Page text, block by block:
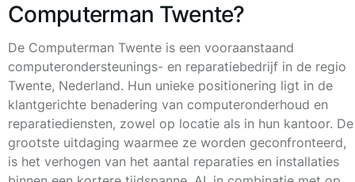
Computerman Twente?
De Computerman Twente is een vooraanstaand
computerondersteunings- en reparatiebedrijf in de regio
Twente, Nederland. Hun unieke positionering ligt in de
klantgerichte benadering van computeronderhoud en
reparatiediensten, zowel op locatie als in hun kantoor. De
grootste uitdaging waarmee ze worden geconfronteerd,
is het verhogen van het aantal reparaties en installaties